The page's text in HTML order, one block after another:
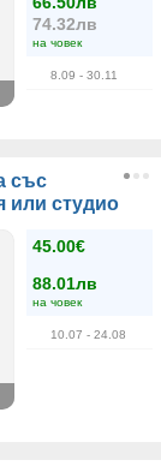
74.32лв
на човек
8.09 - 30.11
със
или студио
45.00€
88.01лв
на човек
10.07 - 24.08